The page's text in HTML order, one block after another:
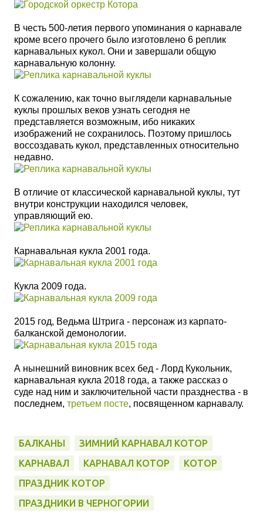
В честь 500-летия первого упоминания о карнавале
кроме всего прочего было изготовлено 6 реплик
карнавальных кукол. Они и завершали общую
карнавальную колонну.
К сожалению, как точно выглядели карнавальные
куклы прошлых веков узнать сегодня не
представляется возможным, ибо никаких
изображений не сохранилось. Поэтому пришлось
воссоздавать кукол, представленных относительно
недавно.
В отличие от классической карнавальной куклы, тут
внутри конструкции находился человек,
управляющий ею.
Карнавальная кукла 2001 года.
Кукла 2009 года.
2015 год, Ведьма Штрига - персонаж из карпато-
балканской демонологии.
А нынешний виновник всех бед - Лорд Кукольник,
карнавальная кукла 2018 года, а также рассказ о
суде над ним и заключительной части празднества - в
последнем, третьем посте, посвященном карнавалу.
БАЛКАНЫ
ЗИМНИЙ КАРНАВАЛ КОТОР
КАРНАВАЛ
КАРНАВАЛ КОТОР
КОТОР
ПРАЗДНИК КОТОР
ПРАЗДНИКИ В ЧЕРНОГОРИИ